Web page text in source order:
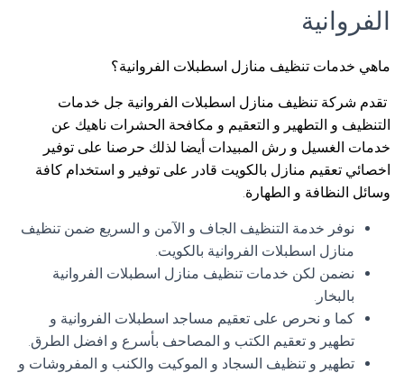
الفروانية
ماهي خدمات تنظيف منازل اسطبلات الفروانية؟
تقدم شركة تنظيف منازل اسطبلات الفروانية جل خدمات
التنظيف و التطهير و التعقيم و مكافحة الحشرات ناهيك عن
خدمات الغسيل و رش المبيدات أيضا لذلك حرصنا على توفير
اخصائي تعقيم منازل بالكويت قادر على توفير و استخدام كافة
وسائل النظافة و الطهارة.
نوفر خدمة التنظيف الجاف و الآمن و السريع ضمن تنظيف
منازل اسطبلات الفروانية بالكويت.
نضمن لكن خدمات تنظيف منازل اسطبلات الفروانية
بالبخار.
كما و نحرص على تعقيم مساجد اسطبلات الفروانية و
تطهير و تعقيم الكتب و المصاحف بأسرع و افضل الطرق.
تطهير و تنظيف السجاد و الموكيت والكنب و المفروشات و